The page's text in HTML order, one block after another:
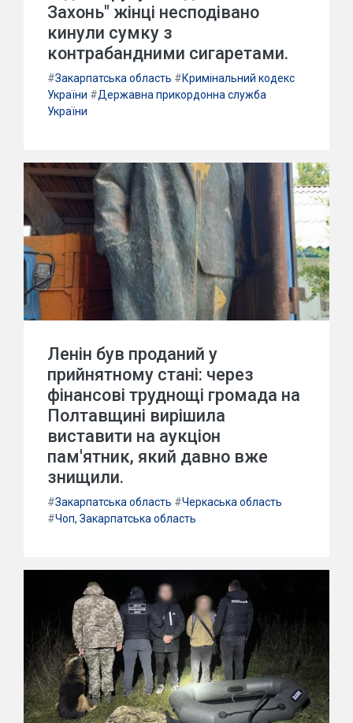
Захонь" жінці несподівано
кинули сумку з
контрабандними сигаретами.
#Закарпатська область #Кримінальний кодекс
України #Державна прикордонна служба
України
Ленін був проданий у
прийнятному стані: через
фінансові труднощі громада на
Полтавщині вирішила
виставити на аукціон
пам'ятник, який давно вже
знищили.
#Закарпатська область #Черкаська область
#Чоп, Закарпатська область